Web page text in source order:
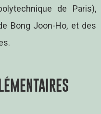
de Paris),
Bong Joon-Ho, et des